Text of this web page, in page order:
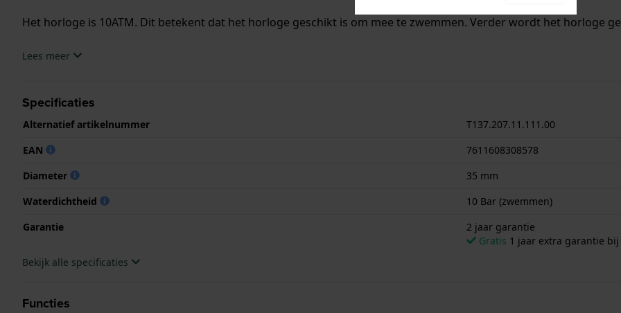
Het horloge is 10ATM. Dit betekent dat het horloge geschikt is om mee te zwemmen. Verder wordt het horloge
.Lees meer
Specificaties
Alternatief artikelnummer
T137.207.11.111.00
EAN
7611608308578
Diameter
35 mm
Waterdichtheid
10 Bar (zwemmen)
Garantie
2 jaar garantie
Gratis 1 jaar extra garantie
Bekijk alle specificaties
Functies